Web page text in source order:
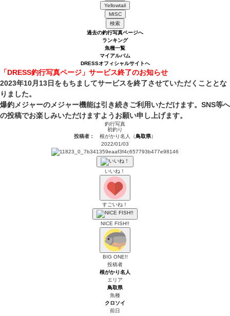
Yellowtail
MISC
過去の釣行写真ページへ
ランキング
魚種一覧
マイアルバム
DRESSオフィシャルサイトへ
「DRESS釣行写真ページ」サービス終了のお知らせ
2023年10月13日をもちましてサービスを終了させていただくこととな
りました。
爆釣メジャーのメジャー機能は引き続きご利用いただけます。SNS等へ
の投稿でお楽しみいただけますようお願い申し上げます。
釣行写真
初釣り
投稿者：
根がかり名人（鳥取県）
2022/01/03
いいね！
すごいね！
NICE FISH!!
BIG ONE!!
投稿者
根がかり名人
エリア
鳥取県
魚種
クロソイ
前日